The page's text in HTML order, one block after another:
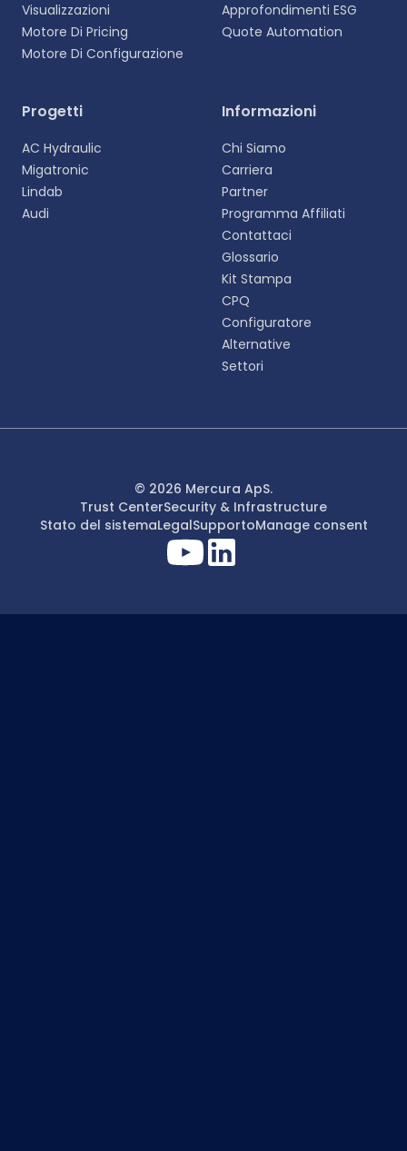
Visualizzazioni
Motore Di Pricing
Motore Di Configurazione
Approfondimenti ESG
Quote Automation
Progetti
AC Hydraulic
Migatronic
Lindab
Audi
Informazioni
Chi Siamo
Carriera
Partner
Programma Affiliati
Contattaci
Glossario
Kit Stampa
CPQ
Configuratore
Alternative
Settori
© 2026 Mercura ApS.
Trust CenterSecurity & Infrastructure
Stato del sistemaLegalSupportoManage consent